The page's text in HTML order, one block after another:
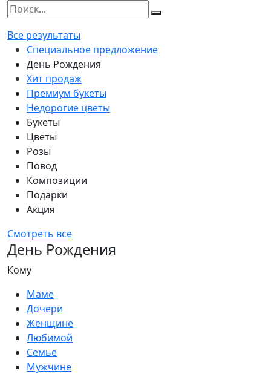
Все результаты
Специальное предложение
День Рождения
Хит продаж
Премиум букеты
Недорогие цветы
Букеты
Цветы
Розы
Повод
Композиции
Подарки
Акция
Смотреть все
День Рождения
Кому
Маме
Дочери
Женщине
Любимой
Семье
Мужчине